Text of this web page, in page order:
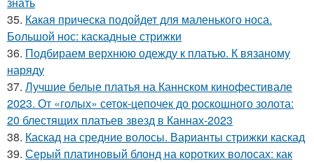
35. Какая прическа подойдет для маленького носа.
Большой нос: каскадные стрижки
36. Подбираем верхнюю одежду к платью. К вязаному
наряду
37. Лучшие белые платья на Каннском кинофестивале
2023. От «голых» сеток-цепочек до роскошного золота:
20 блестящих платьев звезд в Каннах-2023
38. Каскад на средние волосы. Варианты стрижки каскад
39. Серый платиновый блонд на коротких волосах: как